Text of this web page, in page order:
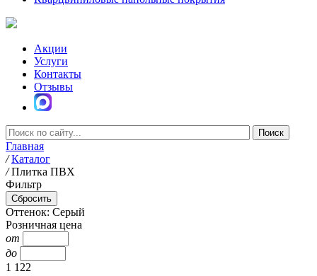
Акции
Услуги
Контакты
Отзывы
Главная
/ Каталог
/ Плитка ПВХ
Фильтр
Оттенок: Серый
Розничная цена
от
до
1 122